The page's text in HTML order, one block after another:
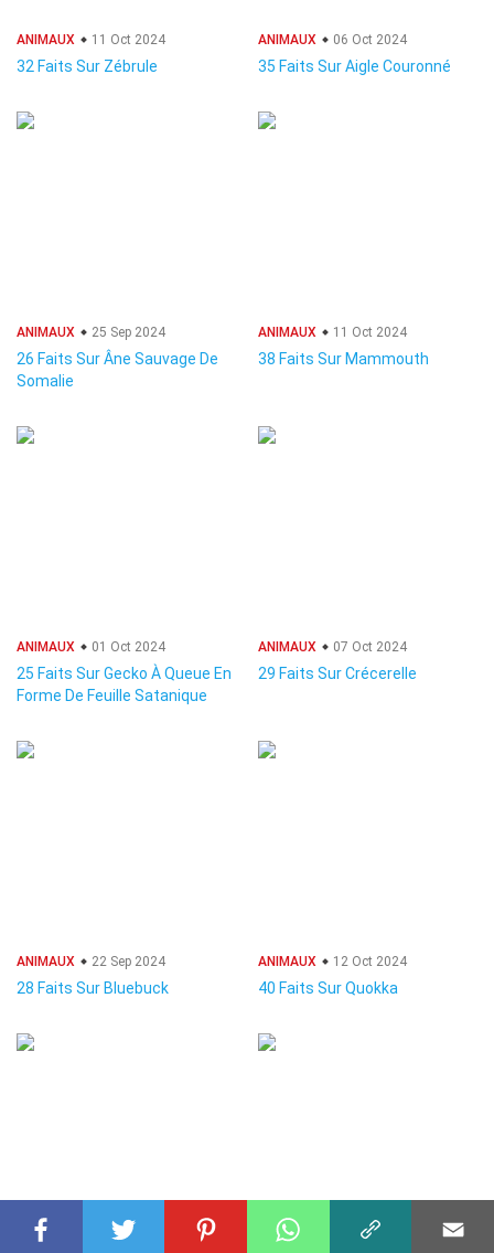
ANIMAUX 11 Oct 2024
32 Faits Sur Zébrule
ANIMAUX 06 Oct 2024
35 Faits Sur Aigle Couronné
ANIMAUX 25 Sep 2024
26 Faits Sur Âne Sauvage De
Somalie
ANIMAUX 11 Oct 2024
38 Faits Sur Mammouth
ANIMAUX 01 Oct 2024
25 Faits Sur Gecko À Queue En
Forme De Feuille Satanique
ANIMAUX 07 Oct 2024
29 Faits Sur Crécerelle
ANIMAUX 22 Sep 2024
28 Faits Sur Bluebuck
ANIMAUX 12 Oct 2024
40 Faits Sur Quokka